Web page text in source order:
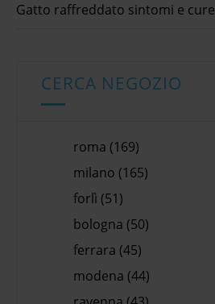
Gatto raffreddato sintomi e cure
CERCA NEGOZIO
roma (169)
milano (165)
forlì (51)
bologna (50)
ferrara (45)
modena (44)